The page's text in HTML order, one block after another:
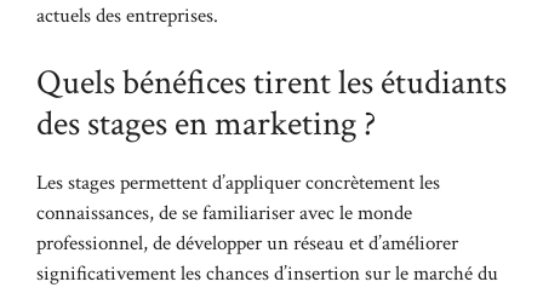
actuels des entreprises.
Quels bénéfices tirent les étudiants
des stages en marketing ?
Les stages permettent d’appliquer concrètement les
connaissances, de se familiariser avec le monde
professionnel, de développer un réseau et d’améliorer
significativement les chances d’insertion sur le marché du